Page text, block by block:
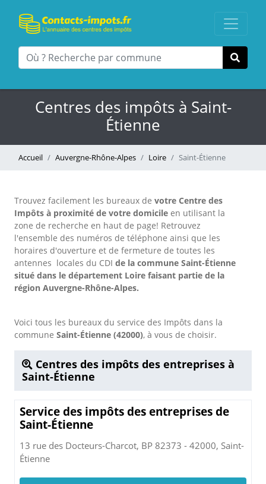
Centres des impôts à Saint-
Étienne
Accueil Auvergne-Rhône-Alpes Loire Saint-Étienne
Trouvez facilement les bureaux de votre Centre des
Impôts à proximité de votre domicile en utilisant la
zone de recherche en haut de page! Retrouvez
l'ensemble des numéros de téléphone ainsi que les
horaires d'ouverture et de fermeture de toutes les
antennes locales du CDI de la commune Saint-Étienne
situé dans le département Loire faisant partie de la
région Auvergne-Rhône-Alpes.
Voici tous les bureaux du service des Impôts dans la
commune Saint-Étienne (42000), à vous de choisir.
Centres des impôts des entreprises à
Saint-Étienne
Service des impôts des entreprises de
Saint-Étienne
13 rue des Docteurs-Charcot, BP 82373 - 42000, Saint-
Étienne